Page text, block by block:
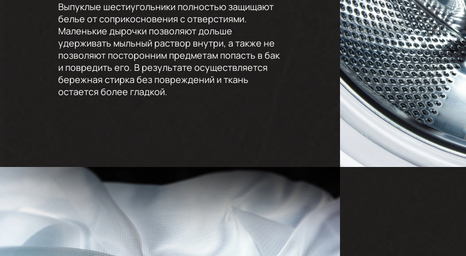
Выпуклые шестиугольники полностью защищают
белье от соприкосновения с отверстиями.
Маленькие дырочки позволяют дольше
удерживать мыльный раствор внутри, а также не
позволяют посторонним предметам попасть в бак
и повредить его. В результате осуществляется
бережная стирка без повреждений и ткань
остается более гладкой.